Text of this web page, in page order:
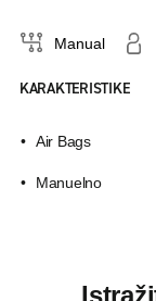
Manual
KARAKTERISTIKE
Air Bags
Manuelno